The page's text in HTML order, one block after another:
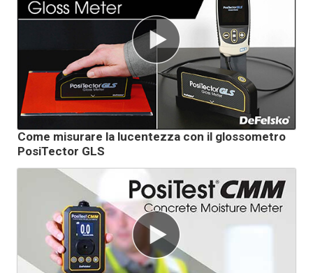
Come misurare la lucentezza con il glossometro
PosiTector GLS